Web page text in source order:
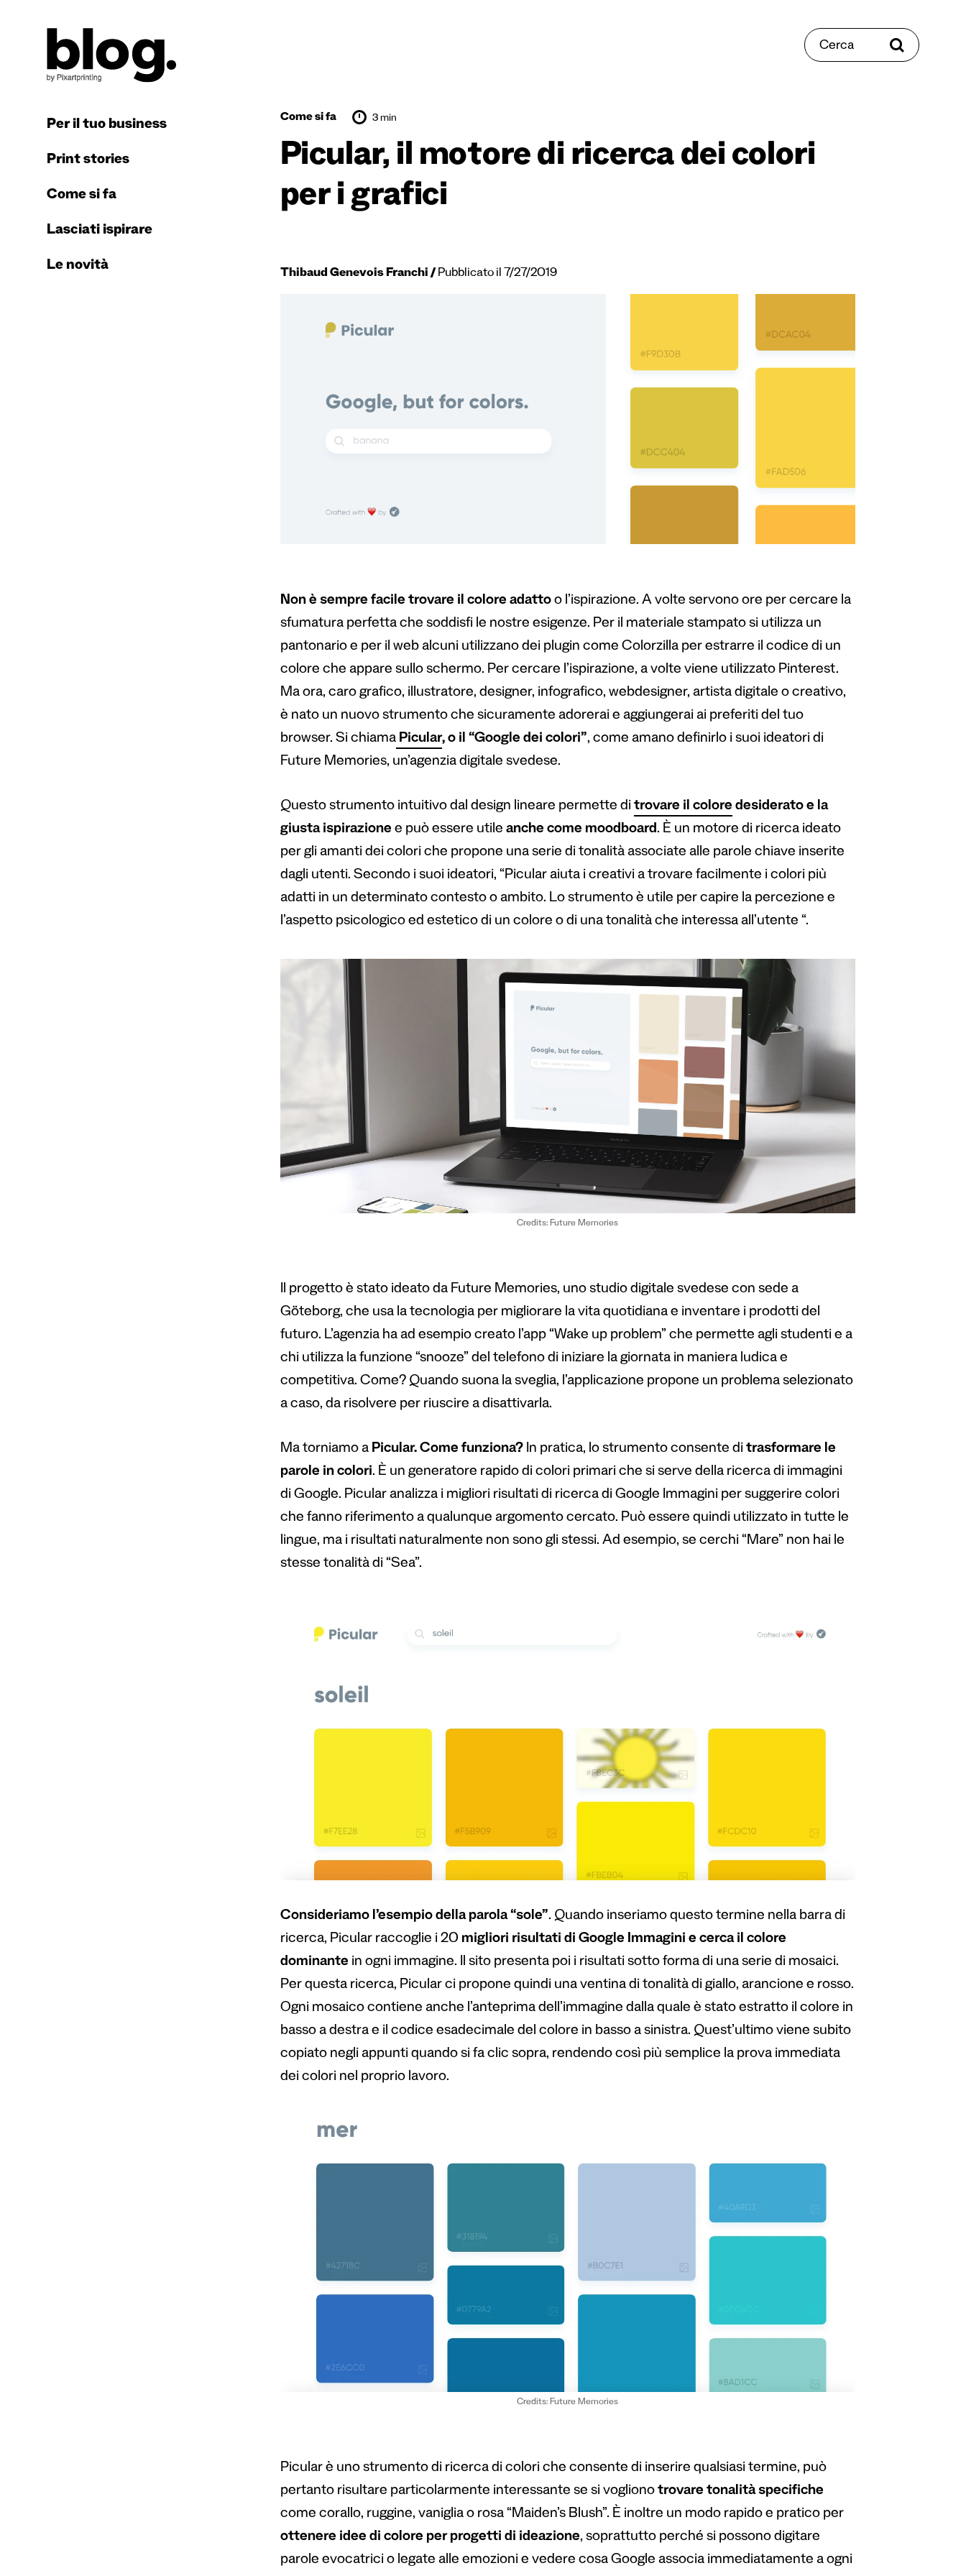
Per il tuo business
Print stories
Come si fa
Lasciati ispirare
Le novità
Cerca
Come si fa 3 min
Picular, il motore di ricerca dei colori
per i grafici
Thibaud Genevois Franchi Pubblicato il 7/27/2019
Non è sempre facile trovare il colore adattoo l’ispirazione. A volte servono ore per cercare la
sfumatura perfetta che soddisfi le nostre esigenze. Per il materiale stampato si utilizza un
pantonario e per il web alcuni utilizzano dei plugin come Colorzilla per estrarre il codice di un
colore che appare sullo schermo. Per cercare l’ispirazione, a volte viene utilizzato Pinterest.
Ma ora, caro grafico, illustratore, designer, infografico, webdesigner, artista digitale o creativo,
è nato un nuovo strumento che sicuramente adorerai e aggiungerai ai preferiti del tuo
browser. Si chiamaPicular, o il “Google dei colori”, come amano definirlo i suoi ideatori di
Future Memories, un’agenzia digitale svedese.
Questo strumento intuitivo dal design lineare permette di trovare il colore desiderato e la
giusta ispirazione e può essere utile anche come moodboard. È un motore di ricerca ideato
per gli amanti dei colori che propone una serie di tonalità associate alle parole chiave inserite
dagli utenti. Secondo i suoi ideatori, “Picular aiuta i creativi a trovare facilmente i colori più
adatti in un determinato contesto o ambito. Lo strumento è utile per capire la percezione e
l’aspetto psicologico ed estetico di un colore o di una tonalità che interessa all’utente “.
Credits: Future Memories
Il progetto è stato ideato da Future Memories, uno studio digitale svedese con sede a
Göteborg, che usa la tecnologia per migliorare la vita quotidiana e inventare i prodotti del
futuro. L’agenzia ha ad esempio creato l’app “Wake up problem” che permette agli studenti e a
chi utilizza la funzione “snooze” del telefono di iniziare la giornata in maniera ludica e
competitiva. Come? Quando suona la sveglia, l’applicazione propone un problema selezionato
a caso, da risolvere per riuscire a disattivarla.
Ma torniamo a Picular. Come funziona?In pratica, lo strumento consente di trasformare le
parole in colori. È un generatore rapido di colori primari che si serve della ricerca di immagini
di Google. Picular analizza i migliori risultati di ricerca di Google Immagini per suggerire colori
che fanno riferimento a qualunque argomento cercato. Può essere quindi utilizzato in tutte le
lingue, ma i risultati naturalmente non sono gli stessi. Ad esempio, se cerchi “Mare” non hai le
stesse tonalità di “Sea”.
Consideriamo l’esempio della parola “sole”. Quando inseriamo questo termine nella barra di
ricerca, Picular raccoglie i 20 migliori risultati di Google Immagini e cerca il colore
dominante in ogni immagine. Il sito presenta poi i risultati sotto forma di una serie di mosaici.
Per questa ricerca, Picular ci propone quindi una ventina di tonalità di giallo, arancione e rosso.
Ogni mosaico contiene anche l’anteprima dell’immagine dalla quale è stato estratto il colore in
basso a destra e il codice esadecimale del colore in basso a sinistra. Quest’ultimo viene subito
copiato negli appunti quando si fa clic sopra, rendendo così più semplice la prova immediata
dei colori nel proprio lavoro.
Credits: Future Memories
Picular è uno strumento di ricerca di colori che consente di inserire qualsiasi termine, può
pertanto risultare particolarmente interessante se si voglionotrovare tonalità specifiche
come corallo, ruggine, vaniglia o rosa “Maiden’s Blush”. È inoltre un modo rapido e pratico per
ottenere idee di colore per progetti di ideazione, soprattutto perché si possono digitare
parole evocatrici o legate alle emozioni e vedere cosa Google associa immediatamente a ogni